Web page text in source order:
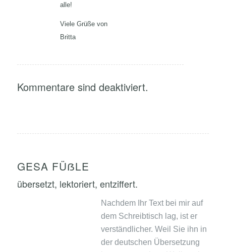
alle!
Viele Grüße von
Britta
Kommentare sind deaktiviert.
GESA FÜẞLE
übersetzt, lektoriert, entziffert.
Nachdem Ihr Text bei mir auf
dem Schreibtisch lag, ist er
verständlicher. Weil Sie ihn in
der deutschen Übersetzung